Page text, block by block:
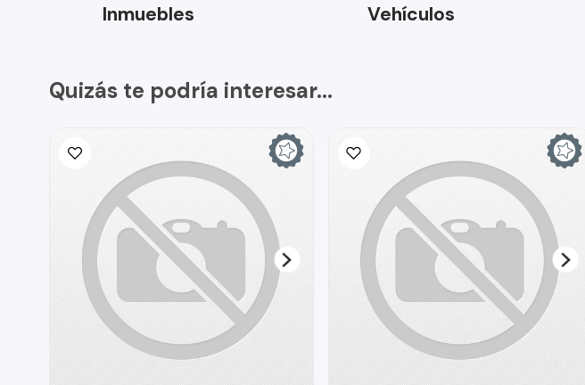
Inmuebles Vehículos
Quizás te podría interesar...